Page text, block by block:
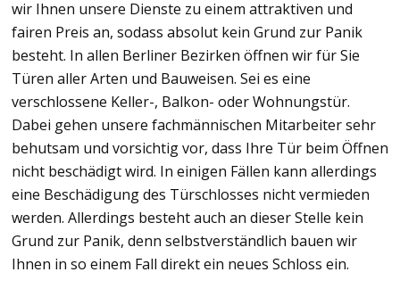
wir Ihnen unsere Dienste zu einem attraktiven und
fairen Preis an, sodass absolut kein Grund zur Panik
besteht. In allen Berliner Bezirken öffnen wir für Sie
Türen aller Arten und Bauweisen. Sei es eine
verschlossene Keller-, Balkon- oder Wohnungstür.
Dabei gehen unsere fachmännischen Mitarbeiter sehr
behutsam und vorsichtig vor, dass Ihre Tür beim Öffnen
nicht beschädigt wird. In einigen Fällen kann allerdings
eine Beschädigung des Türschlosses nicht vermieden
werden. Allerdings besteht auch an dieser Stelle kein
Grund zur Panik, denn selbstverständlich bauen wir
Ihnen in so einem Fall direkt ein neues Schloss ein.